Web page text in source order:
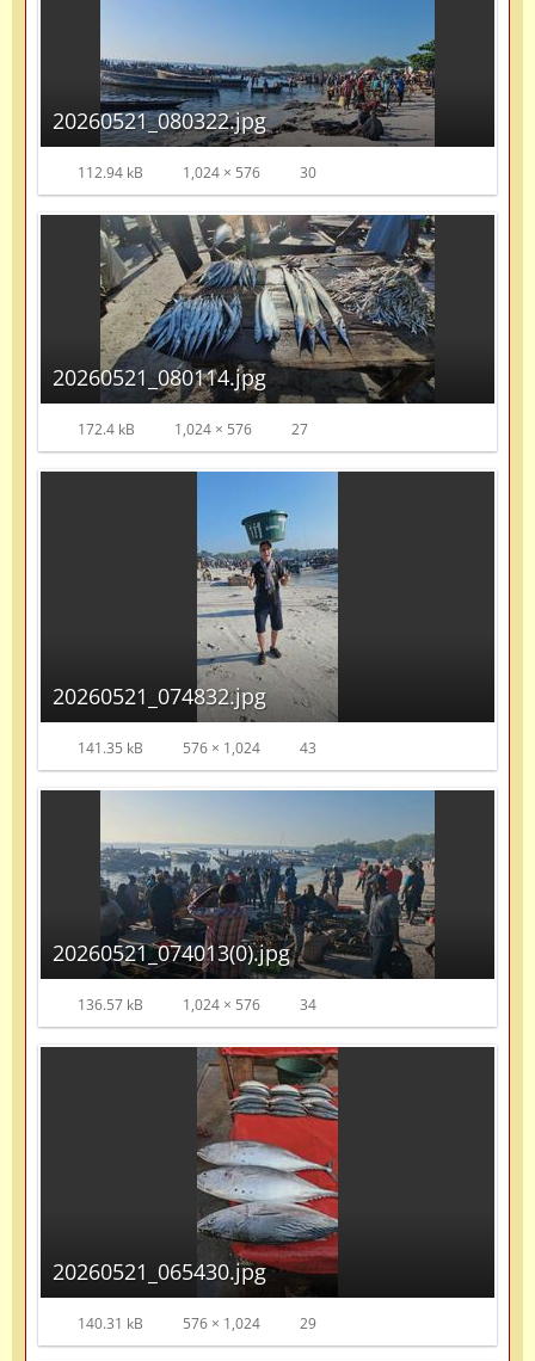
20260521_080322.jpg
112.94 kB 1,024 × 576 30
20260521_080114.jpg
172.4 kB 1,024 × 576 27
20260521_074832.jpg
141.35 kB 576 × 1,024 43
20260521_074013(0).jpg
136.57 kB 1,024 × 576 34
20260521_065430.jpg
140.31 kB 576 × 1,024 29